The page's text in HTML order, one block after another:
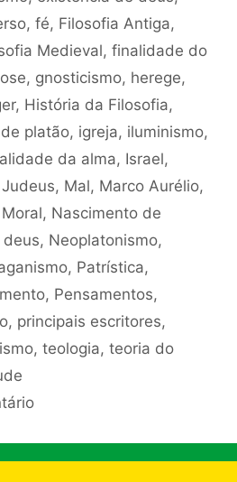
, fé, Filosofia Antiga,
Medieval, finalidade do
, gnosticismo, herege,
, História da Filosofia,
platão, igreja, iluminismo,
da alma, Israel,
Judeus, Mal, Marco Aurélio,
Moral, Nascimento de
, Neoplatonismo,
, Patrística,
, Pensamentos,
, principais escritores,
, teologia, teoria do